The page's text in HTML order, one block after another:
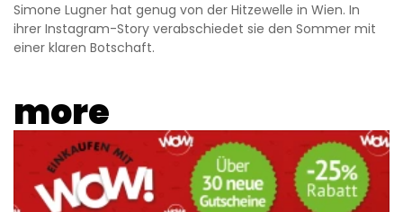
Simone Lugner hat genug von der Hitzewelle in Wien. In
ihrer Instagram-Story verabschiedet sie den Sommer mit
einer klaren Botschaft.
more